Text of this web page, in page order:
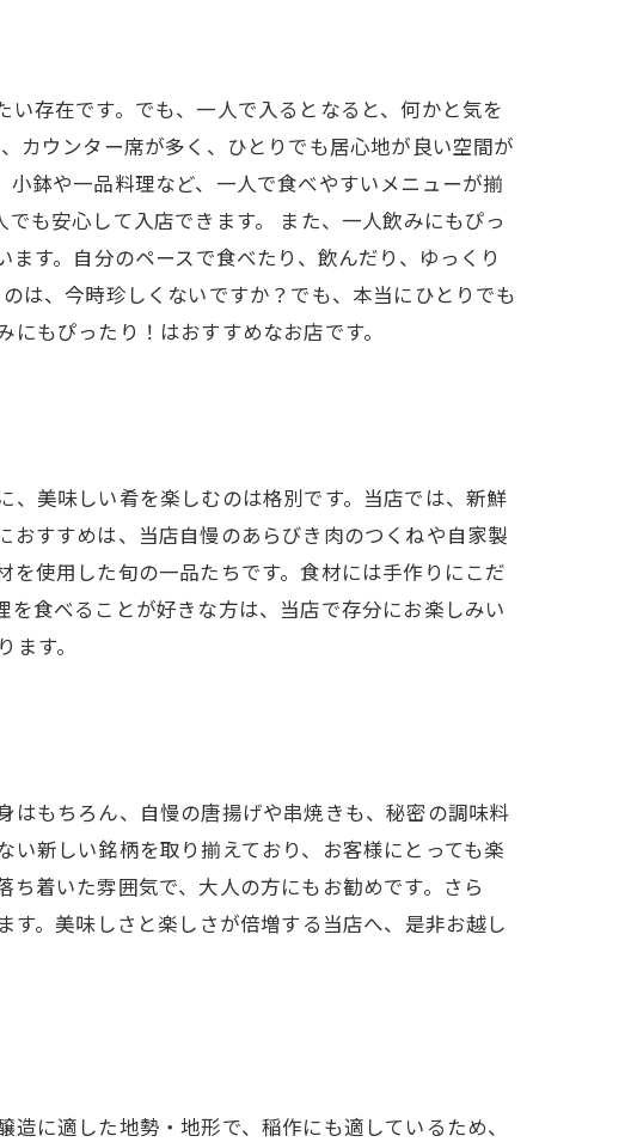
存在です。でも、一人で入るとなると、何かと気を
カウンター席が多く、ひとりでも居心地が良い空間が
鉢や一品料理など、一人で食べやすいメニューが揃
も安心して入店できます。 また、一人飲みにもぴっ
す。自分のペースで食べたり、飲んだり、ゆっくり
は、今時珍しくないですか？でも、本当にひとりでも
もぴったり！はおすすめなお店です。
美味しい肴を楽しむのは格別です。当店では、新鮮
すすめは、当店自慢のあらびき肉のつくねや自家製
使用した旬の一品たちです。食材には手作りにこだ
食べることが好きな方は、当店で存分にお楽しみい
す。
はもちろん、自慢の唐揚げや串焼きも、秘密の調味料
新しい銘柄を取り揃えており、お客様にとっても楽
着いた雰囲気で、大人の方にもお勧めです。さら
。美味しさと楽しさが倍増する当店へ、是非お越し
に適した地勢・地形で、稲作にも適しているため、